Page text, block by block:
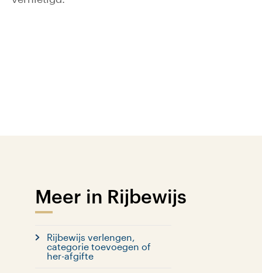
Meer in Rijbewijs
Rijbewijs verlengen,
categorie toevoegen of
her-afgifte